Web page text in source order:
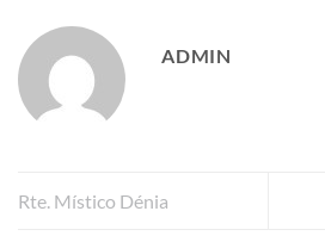
ADMIN
Rte. Místico Dénia